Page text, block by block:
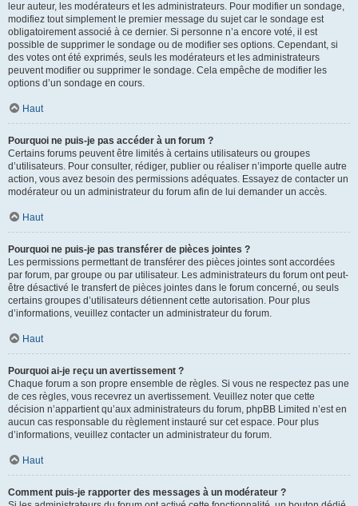
leur auteur, les modérateurs et les administrateurs. Pour modifier un sondage,
modifiez tout simplement le premier message du sujet car le sondage est
obligatoirement associé à ce dernier. Si personne n’a encore voté, il est
possible de supprimer le sondage ou de modifier ses options. Cependant, si
des votes ont été exprimés, seuls les modérateurs et les administrateurs
peuvent modifier ou supprimer le sondage. Cela empêche de modifier les
options d’un sondage en cours.
Haut
Pourquoi ne puis-je pas accéder à un forum ?
Certains forums peuvent être limités à certains utilisateurs ou groupes
d’utilisateurs. Pour consulter, rédiger, publier ou réaliser n’importe quelle autre
action, vous avez besoin des permissions adéquates. Essayez de contacter un
modérateur ou un administrateur du forum afin de lui demander un accès.
Haut
Pourquoi ne puis-je pas transférer de pièces jointes ?
Les permissions permettant de transférer des pièces jointes sont accordées
par forum, par groupe ou par utilisateur. Les administrateurs du forum ont peut-
être désactivé le transfert de pièces jointes dans le forum concerné, ou seuls
certains groupes d’utilisateurs détiennent cette autorisation. Pour plus
d’informations, veuillez contacter un administrateur du forum.
Haut
Pourquoi ai-je reçu un avertissement ?
Chaque forum a son propre ensemble de règles. Si vous ne respectez pas une
de ces règles, vous recevrez un avertissement. Veuillez noter que cette
décision n’appartient qu’aux administrateurs du forum, phpBB Limited n’est en
aucun cas responsable du règlement instauré sur cet espace. Pour plus
d’informations, veuillez contacter un administrateur du forum.
Haut
Comment puis-je rapporter des messages à un modérateur ?